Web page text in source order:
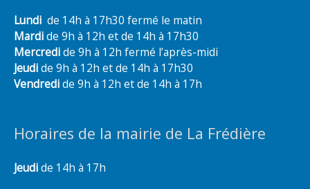
Lundi de 14h à 17h30 fermé le matin
Mardide 9h à 12h et de 14h à 17h30
Mercredide 9h à 12h fermé l’après-midi
Jeudide 9h à 12h et de 14h à 17h30
Vendredide 9h à 12h et de 14h à 17h
Horaires de la mairie de La Frédière
Jeudide 14h à 17h